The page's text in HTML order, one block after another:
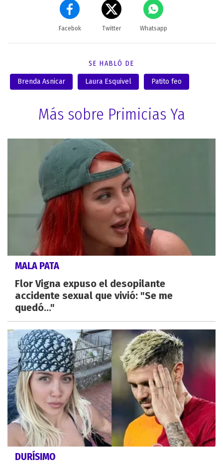
Facebok Twitter Whatsapp
SE HABLÓ DE
Brenda Asnicar Laura Esquivel Patito feo
Más sobre Primicias Ya
MALA PATA
Flor Vigna expuso el desopilante
accidente sexual que vivió: "Se me
quedó..."
DURÍSIMO